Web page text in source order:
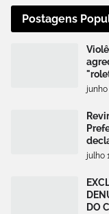
Postagens
junho
julho
DO